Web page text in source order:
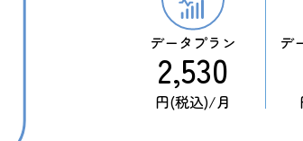
データ プラン
2,530
円(税込)/月
デ